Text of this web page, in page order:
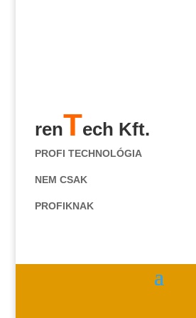
renTech Kft.
PROFI TECHNOLÓGIA
NEM CSAK
PROFIKNAK